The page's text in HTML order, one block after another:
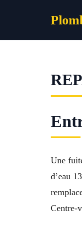
Une
d’eau
Centre-